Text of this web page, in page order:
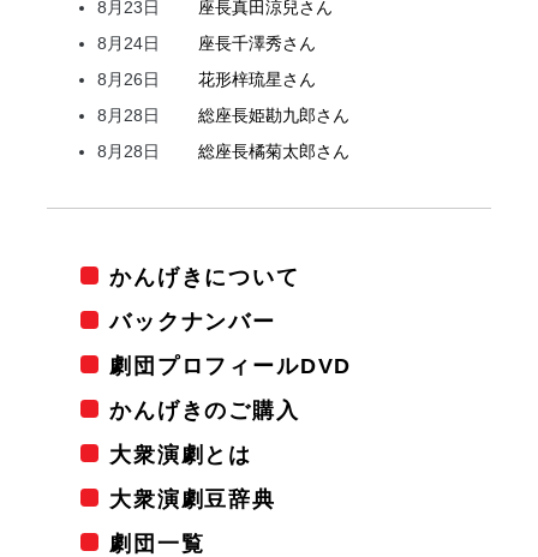
8月23日
座長真田涼兒さん
8月24日
座長千澤秀さん
8月26日
花形梓琉星さん
8月28日
総座長姫勘九郎さん
8月28日
総座長橘菊太郎さん
かんげきについて
バックナンバー
劇団プロフィールDVD
かんげきのご購入
大衆演劇とは
大衆演劇豆辞典
劇団一覧